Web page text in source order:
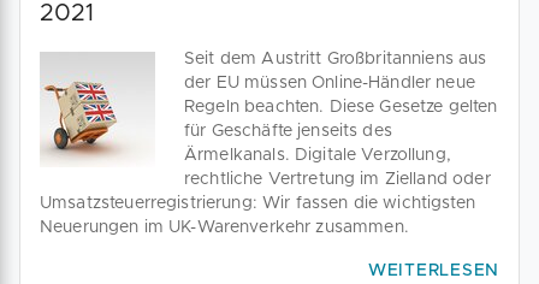
2021
Seit dem Austritt Großbritanniens aus
der EU müssen Online-Händler neue
Regeln beachten. Diese Gesetze gelten
für Geschäfte jenseits des
Ärmelkanals. Digitale Verzollung,
rechtliche Vertretung im Zielland oder
Umsatzsteuerregistrierung: Wir fassen die wichtigsten
Neuerungen im UK-Warenverkehr zusammen.
WEITERLESEN